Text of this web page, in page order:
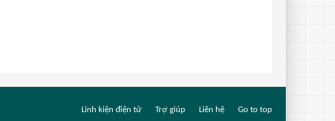
Linh kiện điện tử Trợ giúp Liên hệ Go to top